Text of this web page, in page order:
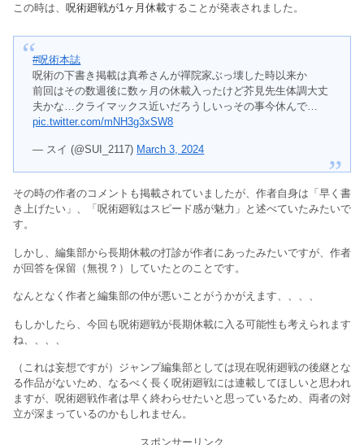
この時は、 呪術廻戦が1ヶ月休載することが発表されました。
#呪術本誌
呪術の下書き掲載は真希さんが禪院家ぶっ壊した時以来か
前回はその数週後に数ヶ月の休載入ったけど芥見先生体調大丈
夫かな…クライマックス近いだろうしいっその事今休んで…
pic.twitter.com/mNH3g3xSW8
き上げたい」、「呪術廻戦はスピード感が魅力」と述べていたみたいで
す。
が回答を保留（無視？）していたとのことです。
なんとなく作者と編集部の仲が悪いことがうかがえます、、、、
ね、、、、
（これは妄想ですが）ジャンプ編集部としては現在呪術廻戦の後継とな
る作品がないため、なるべく長く呪術廻戦には連載してほしいと思われ
ますが、呪術廻戦作者は早く終わらせたいと思っているため、両者の対
立が深まっているのかもしれません。